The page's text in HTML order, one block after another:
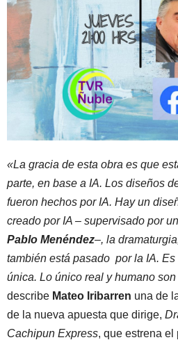
«La gracia de esta obra es que
parte, en base a IA. Los diseños
fueron hechos por IA. Hay un
creado por IA – supervisado por
Pablo Menéndez–, la
también está pasado por la IA.
única. Lo único real y humano
describe Mateo Iribarren una de
de la nueva apuesta que dirige,
Cachipun Express, que estrena